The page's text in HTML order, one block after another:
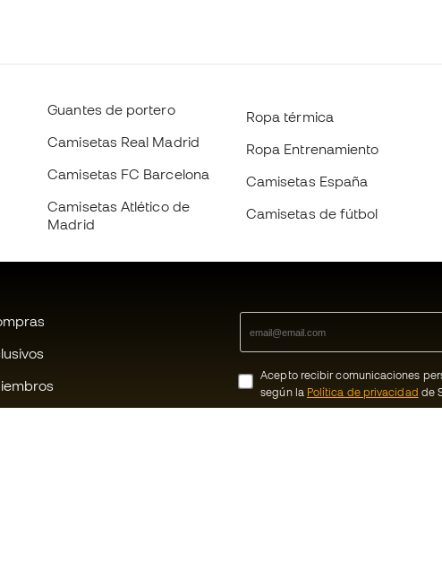
Guantes de portero
Camisetas Real Madrid
Camisetas FC Barcelona
Camisetas Atlético de
Madrid
Ropa térmica
Ropa Entrenamiento
Camisetas España
Camisetas de fútbol
Acepto recibir comunicaciones
según la Política de privacidad de